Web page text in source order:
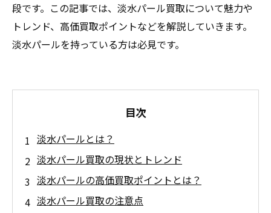
段です。この記事では、淡水パール買取について魅力や
トレンド、高価買取ポイントなどを解説していきます。
淡水パールを持っている方は必見です。
目次
淡水パールとは？
淡水パール買取の現状とトレンド
淡水パールの高価買取ポイントとは？
淡水パール買取の注意点